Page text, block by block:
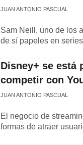
JUAN ANTONIO PASCUAL
Sam Neill, uno de los
de sí papeles en
Disney+ se está
competir con
JUAN ANTONIO PASCUAL
El negocio de
formas de atraer